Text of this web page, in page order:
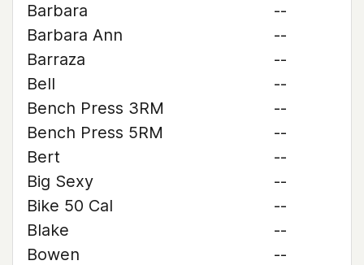
Barbara
--
Barbara Ann
--
Barraza
--
Bell
--
Bench Press 3RM
--
Bench Press 5RM
--
Bert
--
Big Sexy
--
Bike 50 Cal
--
Blake
--
Bowen
--